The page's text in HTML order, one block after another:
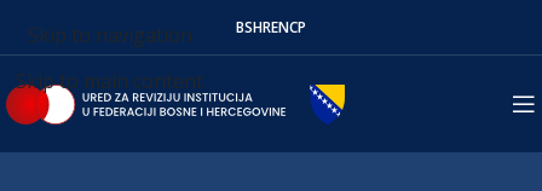
Skip to navigation
Skip to main content
BSHRENСР